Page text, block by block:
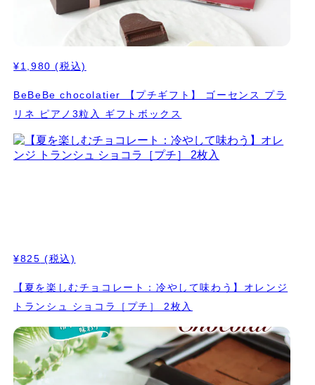
¥1,980 (税込)
BeBeBe chocolatier 【プチギフト】 ゴーセンス プラ
リネ ピアノ3粒入 ギフトボックス
¥825 (税込)
【夏を楽しむチョコレート：冷やして味わう】オレンジ
トランシュ ショコラ［プチ］ 2枚入